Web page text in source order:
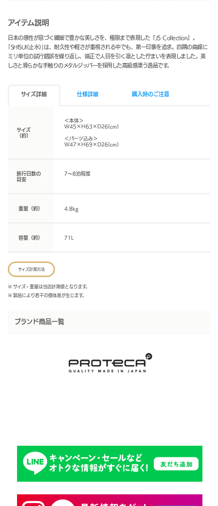
アイテム説明
日本の感性が息づく繊細で豊かな美しさを、極限まで表現した『J5 Collection』。
｢SHISUI(止水)｣は、耐久性や軽さが重視される中でも、第一印象を追求。四隅の曲線に
ミリ単位の試行錯誤を繰り返し、端正で人目を引く凛とした佇まいを表現しました。美
しさと滑らかな手触りのメタルジッパーを採用した高級感漂う逸品です。
サイズ詳細 仕様詳細 購入時のご注意
サイズ
（約）
＜本体＞
W45×H63×D26(cm)
＜パーツ込み＞
W47×H69×D26(cm)
旅行日数の
目安
7～8泊程度
重量（約） 4.8kg
容量（約） 71L
サイズ計測方法
※ サイズ・重量は当店計測値となります。
※ 製品により若干の個体差が生じます。
ブランド商品一覧